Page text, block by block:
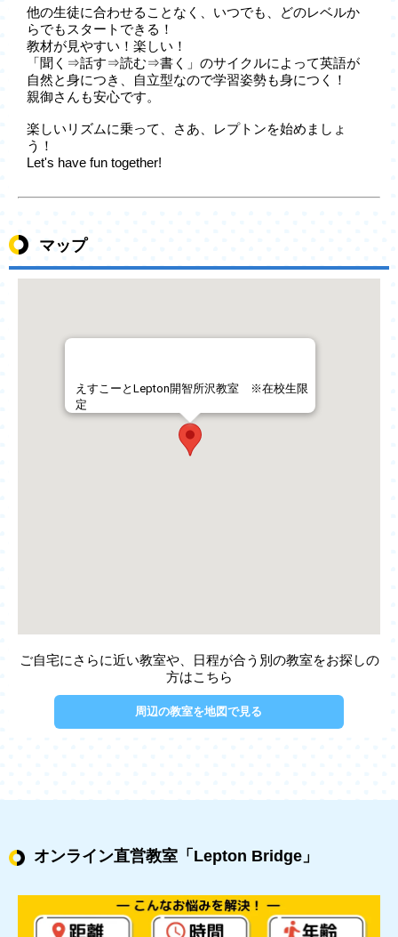
他の生徒に合わせることなく、いつでも、どのレベルか
らでもスタートできる！
教材が見やすい！楽しい！
「聞く⇒話す⇒読む⇒書く」のサイクルによって英語が
自然と身につき、自立型なので学習姿勢も身につく！
親御さんも安心です。
楽しいリズムに乗って、さあ、レプトンを始めましょ
う！
Let's have fun together!
マップ
えすこーとLepton開智所沢教室 ※在校生限
定
ご自宅にさらに近い教室や、日程が合う別の教室をお探しの
方はこちら
周辺の教室を地図で見る
オンライン直営教室 「Lepton Bridge」